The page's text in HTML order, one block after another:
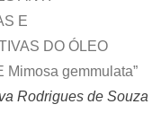
E
DO ÓLEO
Mimosa gemmulata”
Rodrigues de Souza